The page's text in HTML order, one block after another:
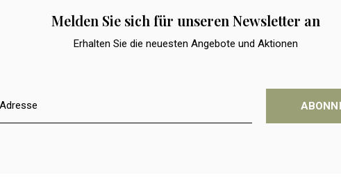
Melden Sie sich für unseren Newsletter an
Erhalten Sie die neuesten Angebote und Aktionen